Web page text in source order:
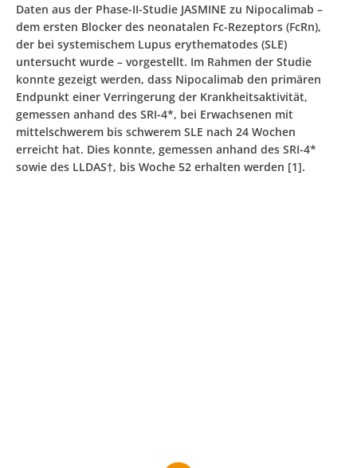
Daten aus der Phase-II-Studie JASMINE zu Nipocalimab –
dem ersten Blocker des neonatalen Fc-Rezeptors (FcRn),
der bei systemischem Lupus erythematodes (SLE)
untersucht wurde – vorgestellt. Im Rahmen der Studie
konnte gezeigt werden, dass Nipocalimab den primären
Endpunkt einer Verringerung der Krankheitsaktivität,
gemessen anhand des SRI-4*, bei Erwachsenen mit
mittelschwerem bis schwerem SLE nach 24 Wochen
erreicht hat. Dies konnte, gemessen anhand des SRI-4*
sowie des LLDAS†, bis Woche 52 erhalten werden [1].